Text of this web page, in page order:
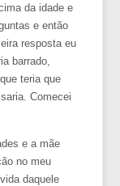
da idade e
e então
resposta eu
barrado,
teria que
Comecei
e a mãe
no meu
daquele